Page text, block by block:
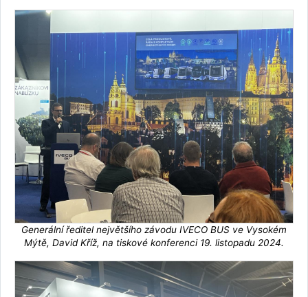
Generální ředitel největšího závodu IVECO BUS ve Vysokém
Mýtě, David Kříž, na tiskové konferenci 19. listopadu 2024.